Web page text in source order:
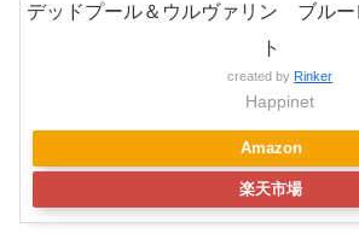
デッドプール＆ウルヴァリン ブルー
ト
created by Rinker
Happinet
Amazon
楽天市場